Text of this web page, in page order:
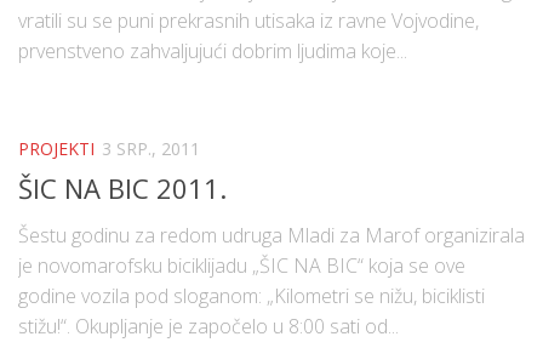
vratili su se puni prekrasnih utisaka iz ravne Vojvodine,
prvenstveno zahvaljujući dobrim ljudima koje...
PROJEKTI 3 SRP., 2011
ŠIC NA BIC 2011.
Šestu godinu za redom udruga Mladi za Marof organizirala
je novomarofsku biciklijadu „ŠIC NA BIC“ koja se ove
godine vozila pod sloganom: „Kilometri se nižu, biciklisti
stižu!“. Okupljanje je započelo u 8:00 sati od...